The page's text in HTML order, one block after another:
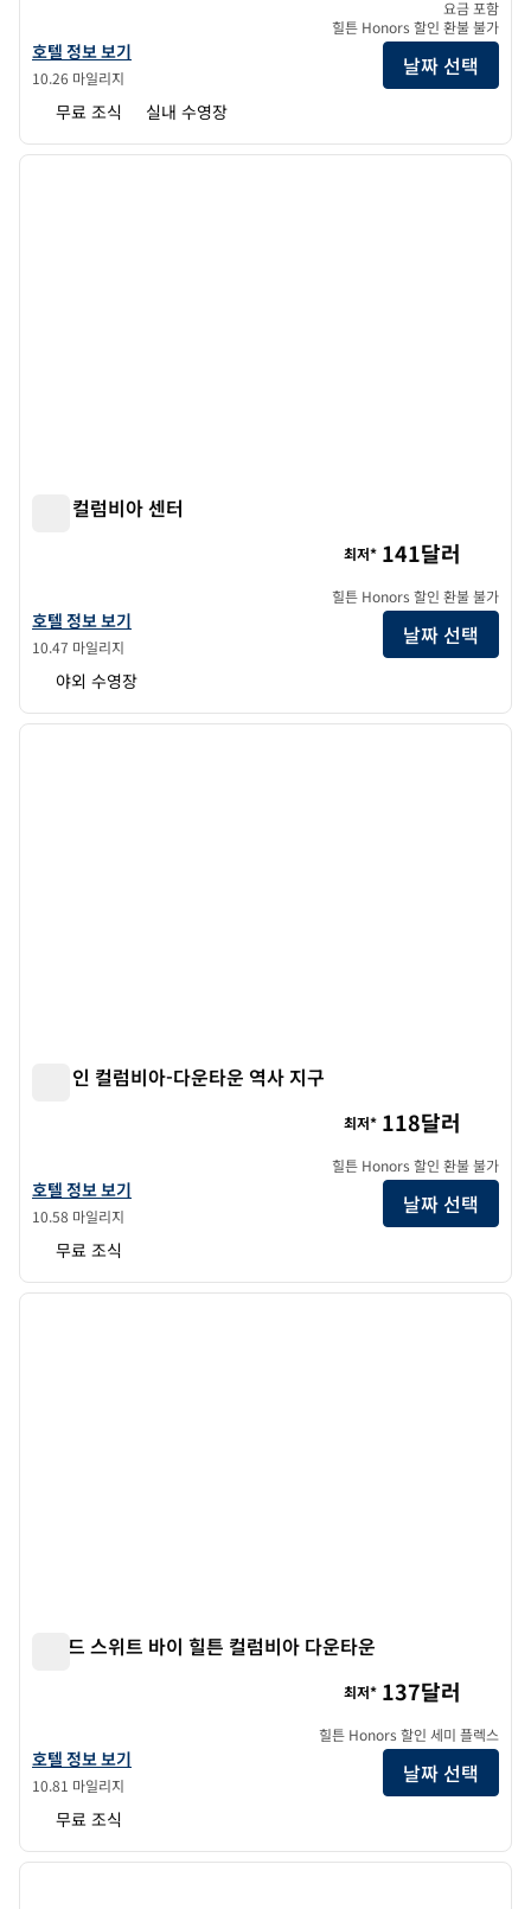
홈2 스위트 바이 힐튼 컬럼비아 다운타운의 호텔 정보 보기
호텔 정보 보기
10.26 마일리지
요금 포함
힐튼 Honors 할인 환불 불가
날짜 선택
무료 조식 실내 수영장
1/12
1/12
다음
힐튼 컬럼비아 센터
힐튼 컬럼비아 센터의 호텔 정보 보기
호텔 정보 보기
10.47 마일리지
최저* 141달러
힐튼 Honors 할인 환불 불가
날짜 선택
야외 수영장
1/12
1/12
다음
햄튼 인 컬럼비아-다운타운 역사 지구
햄튼 인 컬럼비아-다운타운 역사 지구의 호텔 정보 보기
호텔 정보 보기
10.58 마일리지
최저* 118달러
힐튼 Honors 할인 환불 불가
날짜 선택
무료 조식
1/12
1/12
이전 이미지 다음
홈우드 스위트 바이 힐튼 컬럼비아 다운타운
홈우드 스위트 바이 힐튼 컬럼비아 다운타운의 호텔 정보 보기
호텔 정보 보기
10.81 마일리지
최저* 137달러
힐튼 Honors 할인 세미 플렉스
날짜 선택
무료 조식
1/12
1/12
이전 이미지 다음